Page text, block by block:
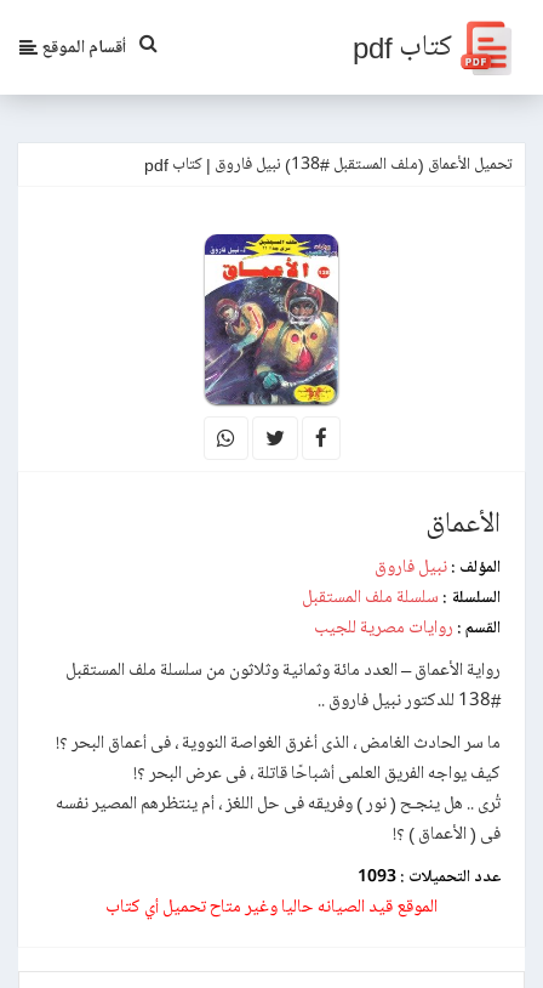
كتاب pdf أقسام الموقع
تحميل الأعماق (ملف المستقبل #138) نبيل فاروق | كتاب pdf
الأعماق
المؤلف : نبيل فاروق
السلسلة : سلسلة ملف المستقبل
القسم : روايات مصرية للجيب
رواية الأعماق – العدد مائة وثمانية وثلاثون من سلسلة ملف المستقبل
#138 للدكتور نبيل فاروق ..
ما سر الحادث الغامض ، الذى أغرق الغواصة النووية ، فى أعماق البحر ؟!
كيف يواجه الفريق العلمى أشباحًا قاتلة ، فى عرض البحر ؟!
تُرى .. هل ينجـح ( نور ) وفريقه فى حل اللغز ، أم ينتظرهم المصير نفسه
فى ( الأعماق ) ؟!
عدد التحميلات : 1093
الموقع قيد الصيانه حاليا وغير متاح تحميل أي كتاب